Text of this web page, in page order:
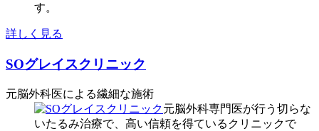
す。
詳しく見る
SOグレイスクリニック
元脳外科医による繊細な施術
元脳外科専門医が行う切らな
いたるみ治療で、高い信頼を得ているクリニックで